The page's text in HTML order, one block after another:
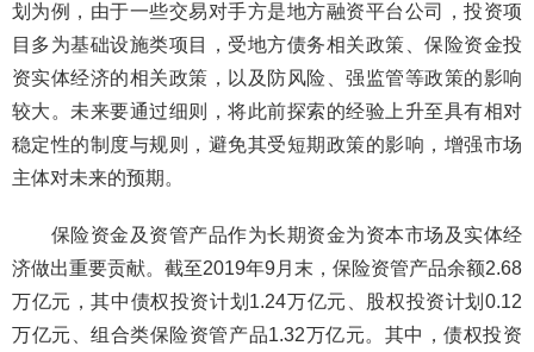
划为例，由于一些交易对手方是地方融资平台公司，投资项
目多为基础设施类项目，受地方债务相关政策、保险资金投
资实体经济的相关政策，以及防风险、强监管等政策的影响
较大。未来要通过细则，将此前探索的经验上升至具有相对
稳定性的制度与规则，避免其受短期政策的影响，增强市场
主体对未来的预期。
保险资金及资管产品作为长期资金为资本市场及实体经
济做出重要贡献。截至2019年9月末，保险资管产品余额2.68
万亿元，其中债权投资计划1.24万亿元、股权投资计划0.12
万亿元、组合类保险资管产品1.32万亿元。其中，债权投资